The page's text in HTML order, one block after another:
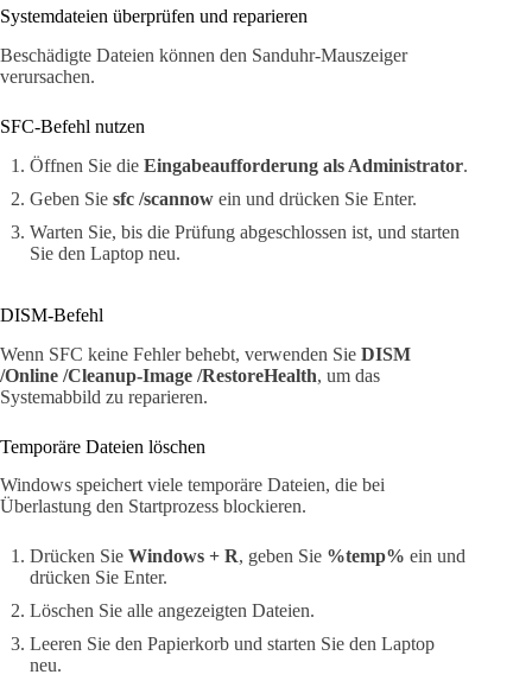
Systemdateien überprüfen und reparieren
Beschädigte Dateien können den Sanduhr-Mauszeiger
verursachen.
SFC-Befehl nutzen
Öffnen Sie die Eingabeaufforderung als Administrator.
Geben Sie sfc /scannow ein und drücken Sie Enter.
Warten Sie, bis die Prüfung abgeschlossen ist, und starten
Sie den Laptop neu.
DISM-Befehl
Wenn SFC keine Fehler behebt, verwenden Sie DISM
/Online /Cleanup-Image /RestoreHealth, um das
Systemabbild zu reparieren.
Temporäre Dateien löschen
Windows speichert viele temporäre Dateien, die bei
Überlastung den Startprozess blockieren.
Drücken Sie Windows + R, geben Sie %temp% ein und
drücken Sie Enter.
Löschen Sie alle angezeigten Dateien.
Leeren Sie den Papierkorb und starten Sie den Laptop
neu.